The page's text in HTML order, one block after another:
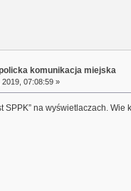
komunikacja miejska
07:08:59 »
SPPK” na wyświetlaczach.